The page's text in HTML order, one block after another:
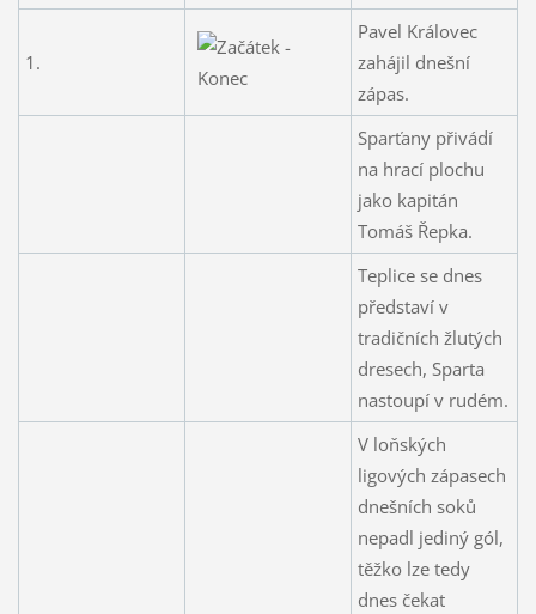
1.
Pavel Královec
zahájil dnešní
zápas.
Sparťany přivádí
na hrací plochu
jako kapitán
Tomáš Řepka.
Teplice se dnes
představí v
tradičních žlutých
dresech, Sparta
nastoupí v rudém.
V loňských
ligových zápasech
dnešních soků
nepadl jediný gól,
těžko lze tedy
dnes čekat